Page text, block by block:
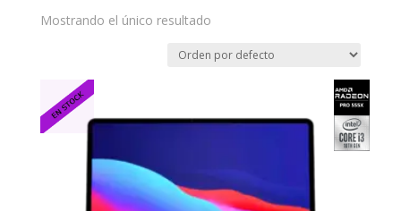
Mostrando el único resultado